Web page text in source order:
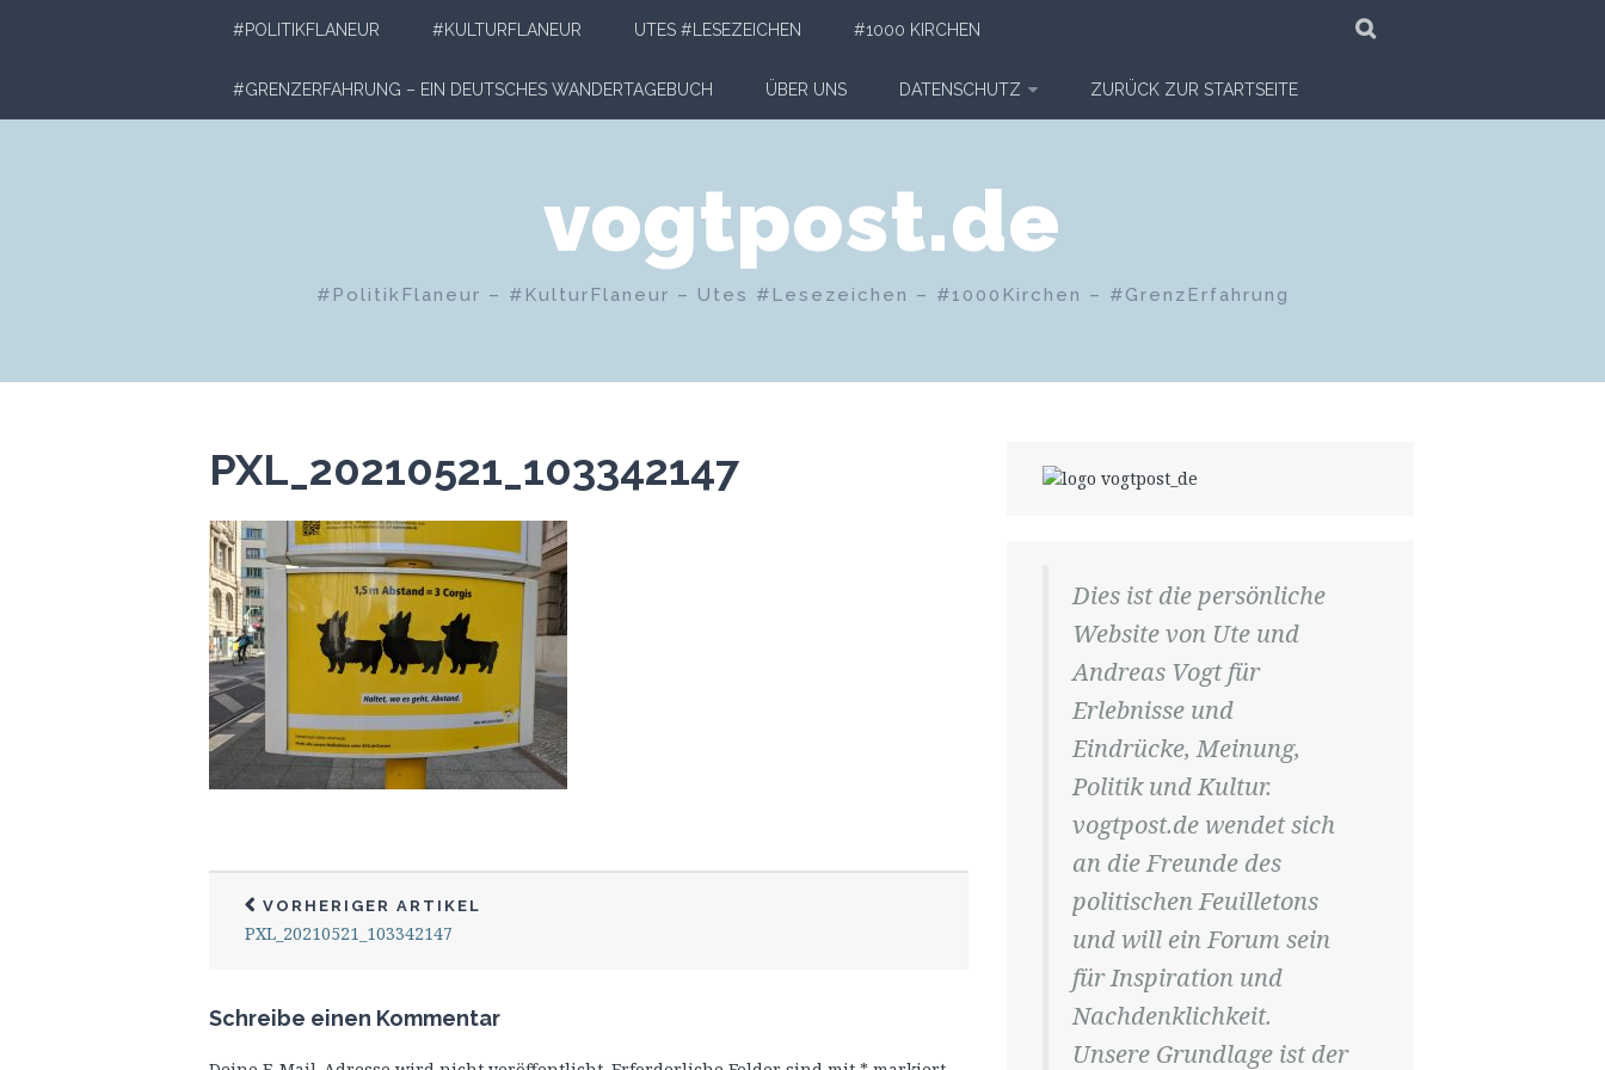
#POLITIKFLANEUR #KULTURFLANEUR UTES #LESEZEICHEN #1000 KIRCHEN
#GRENZERFAHRUNG – EIN DEUTSCHES WANDERTAGEBUCH ÜBER UNS DATENSCHUTZ ZURÜCK ZUR STARTSEITE
vogtpost.de
#PolitikFlaneur – #KulturFlaneur – Utes #Lesezeichen – #1000Kirchen – #GrenzErfahrung
PXL_20210521_103342147
VORHERIGER ARTIKEL
PXL_20210521_103342147
Schreibe einen Kommentar
Dies ist die persönliche
Website von Ute und
Andreas Vogt für
Erlebnisse und
Eindrücke, Meinung,
Politik und Kultur.
vogtpost.de wendet sich
an die Freunde des
politischen Feuilletons
und will ein Forum sein
für Inspiration und
Nachdenklichkeit.
Unsere Grundlage ist der